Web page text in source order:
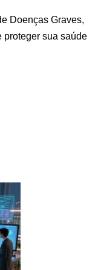
Doenças Graves,
proteger sua saúde